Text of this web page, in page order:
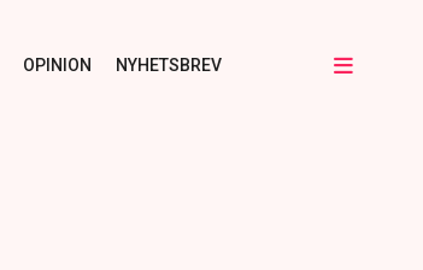
OPINION NYHETSBREV